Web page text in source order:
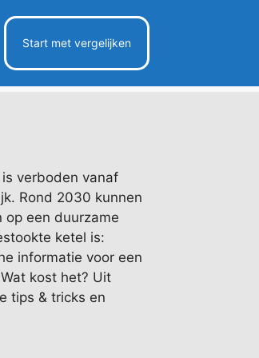
Start met vergelijken
verboden vanaf
Rond 2030 kunnen
op een duurzame
ketel is:
informatie voor een
kost het? Uit
tips & tricks en